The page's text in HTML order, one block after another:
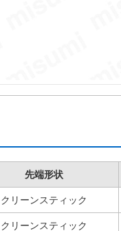
先端形状
クリーンスティック
クリーンスティック